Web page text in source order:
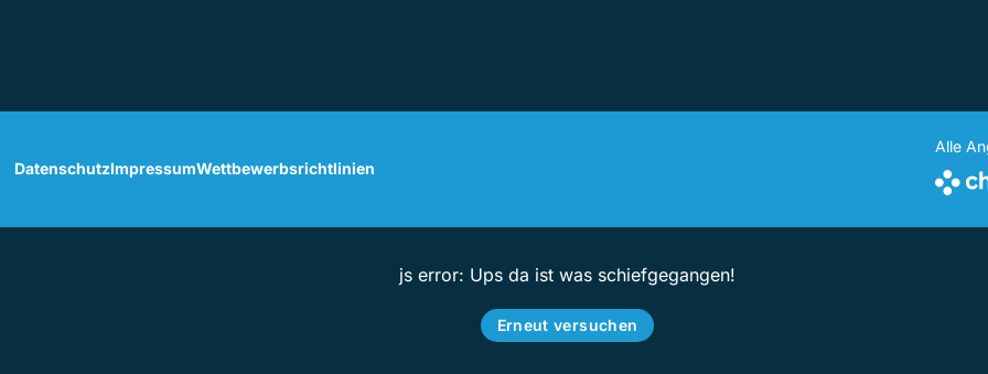
DatenschutzImpressumWettbewerbsrichtlinien
Alle
js error: Ups da ist was schiefgegangen!
Erneut versuchen